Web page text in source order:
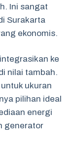
Ini sangat
Surakarta
ekonomis.
ke
nilai tambah.
ukuran
pilihan ideal
energi
generator